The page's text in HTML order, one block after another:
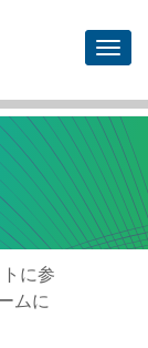
に参
ムに